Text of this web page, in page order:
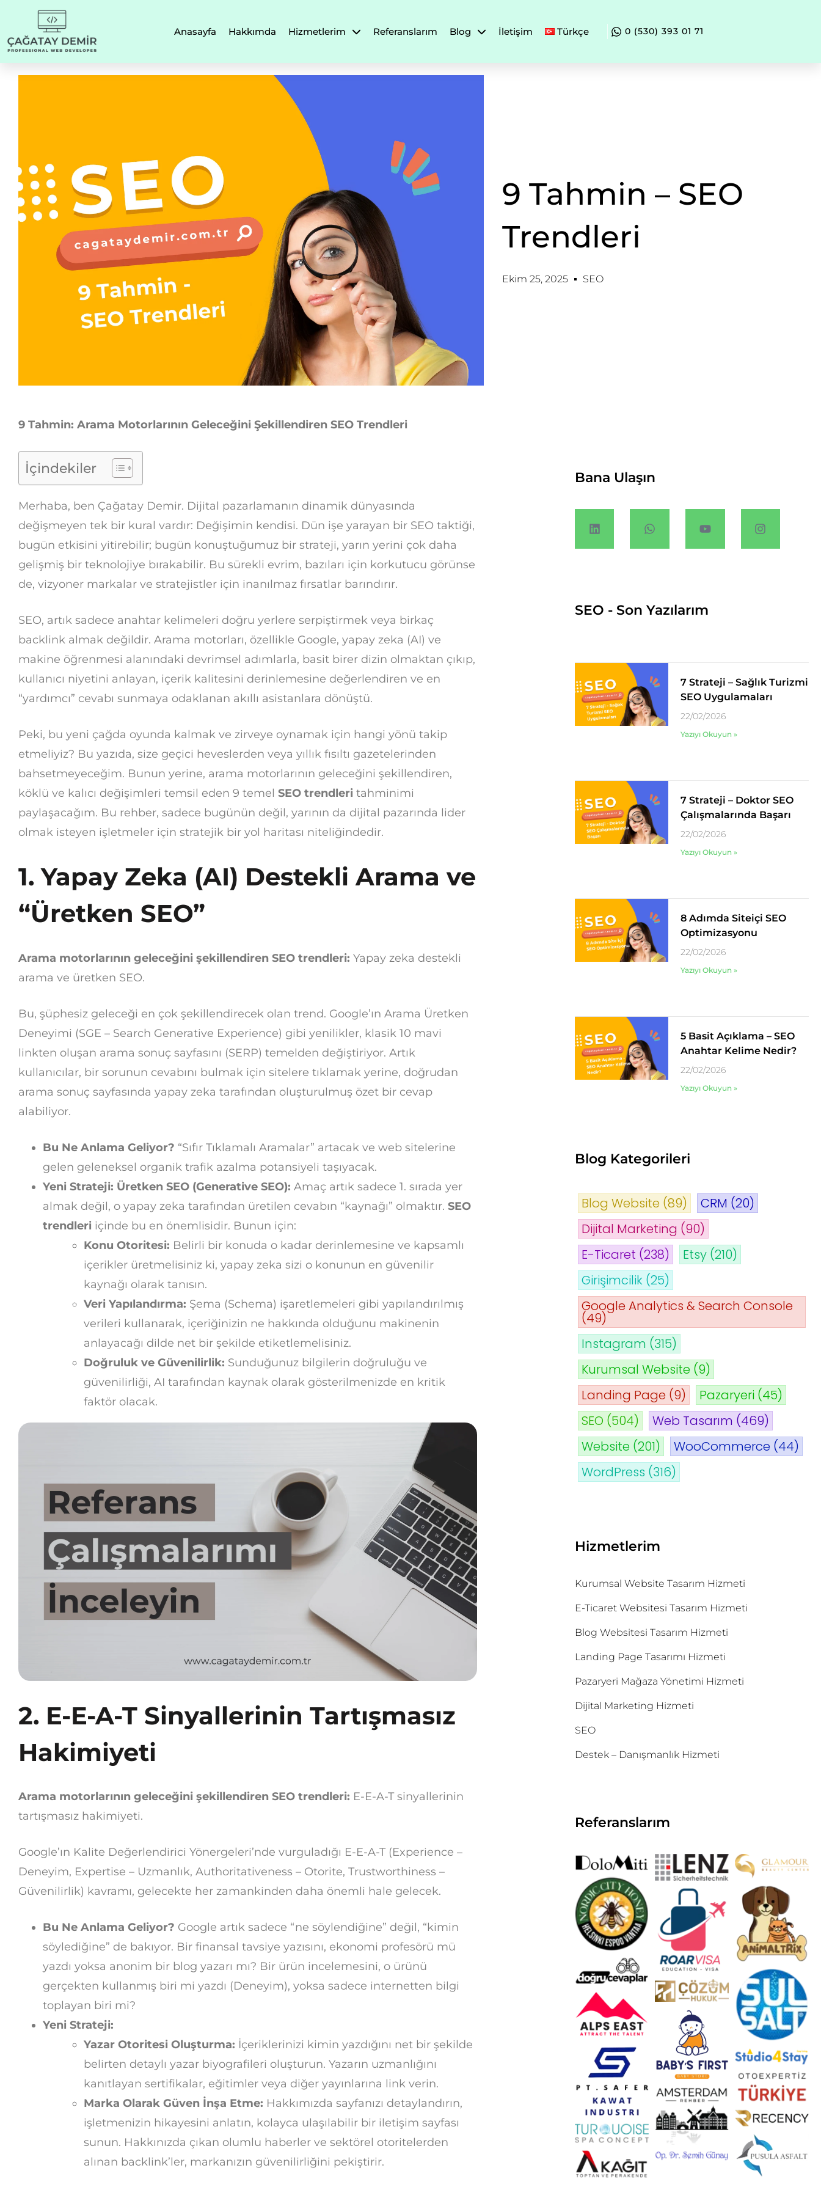
Anasayfa Hakkımda Hizmetlerim Referanslarım Blog İletişim Türkçe 0 (530) 393 01 71
9 Tahmin – SEO
Trendleri
Ekim 25, 2025 SEO
9 Tahmin: Arama Motorlarının Geleceğini Şekillendiren SEO Trendleri
İçindekiler
Merhaba, ben Çağatay Demir. Dijital pazarlamanın dinamik dünyasında
değişmeyen tek bir kural vardır: Değişimin kendisi. Dün işe yarayan bir SEO taktiği,
bugün etkisini yitirebilir; bugün konuştuğumuz bir strateji, yarın yerini çok daha
gelişmiş bir teknolojiye bırakabilir. Bu sürekli evrim, bazıları için korkutucu görünse
de, vizyoner markalar ve stratejistler için inanılmaz fırsatlar barındırır.
SEO, artık sadece anahtar kelimeleri doğru yerlere serpiştirmek veya birkaç
backlink almak değildir. Arama motorları, özellikle Google, yapay zeka (AI) ve
makine öğrenmesi alanındaki devrimsel adımlarla, basit birer dizin olmaktan çıkıp,
kullanıcı niyetini anlayan, içerik kalitesini derinlemesine değerlendiren ve en
“yardımcı” cevabı sunmaya odaklanan akıllı asistanlara dönüştü.
Peki, bu yeni çağda oyunda kalmak ve zirveye oynamak için hangi yönü takip
etmeliyiz? Bu yazıda, size geçici heveslerden veya yıllık fısıltı gazetelerinden
bahsetmeyeceğim. Bunun yerine, arama motorlarının geleceğini şekillendiren,
köklü ve kalıcı değişimleri temsil eden 9 temel SEO trendleri tahminimi
paylaşacağım. Bu rehber, sadece bugünün değil, yarının da dijital pazarında lider
olmak isteyen işletmeler için stratejik bir yol haritası niteliğindedir.
1. Yapay Zeka (AI) Destekli Arama ve
“Üretken SEO”
Arama motorlarının geleceğini şekillendiren SEO trendleri: Yapay zeka destekli
arama ve üretken SEO.
Bu, şüphesiz geleceği en çok şekillendirecek olan trend. Google’ın Arama Üretken
Deneyimi (SGE – Search Generative Experience) gibi yenilikler, klasik 10 mavi
linkten oluşan arama sonuç sayfasını (SERP) temelden değiştiriyor. Artık
kullanıcılar, bir sorunun cevabını bulmak için sitelere tıklamak yerine, doğrudan
arama sonuç sayfasında yapay zeka tarafından oluşturulmuş özet bir cevap
alabiliyor.
Bu Ne Anlama Geliyor? “Sıfır Tıklamalı Aramalar” artacak ve web sitelerine
gelen geleneksel organik trafik azalma potansiyeli taşıyacak.
Yeni Strateji: Üretken SEO (Generative SEO): Amaç artık sadece 1. sırada yer
almak değil, o yapay zeka tarafından üretilen cevabın “kaynağı” olmaktır. SEO
trendleri içinde bu en önemlisidir. Bunun için:
Konu Otoritesi: Belirli bir konuda o kadar derinlemesine ve kapsamlı
içerikler üretmelisiniz ki, yapay zeka sizi o konunun en güvenilir
kaynağı olarak tanısın.
Veri Yapılandırma: Şema (Schema) işaretlemeleri gibi yapılandırılmış
verileri kullanarak, içeriğinizin ne hakkında olduğunu makinenin
anlayacağı dilde net bir şekilde etiketlemelisiniz.
Doğruluk ve Güvenilirlik: Sunduğunuz bilgilerin doğruluğu ve
güvenilirliği, AI tarafından kaynak olarak gösterilmenizde en kritik
faktör olacak.
2. E-E-A-T Sinyallerinin Tartışmasız
Hakimiyeti
Arama motorlarının geleceğini şekillendiren SEO trendleri: E-E-A-T sinyallerinin
tartışmasız hakimiyeti.
Google’ın Kalite Değerlendirici Yönergeleri’nde vurguladığı E-E-A-T (Experience –
Deneyim, Expertise – Uzmanlık, Authoritativeness – Otorite, Trustworthiness –
Güvenilirlik) kavramı, gelecekte her zamankinden daha önemli hale gelecek.
Bu Ne Anlama Geliyor? Google artık sadece “ne söylendiğine” değil, “kimin
söylediğine” de bakıyor. Bir finansal tavsiye yazısını, ekonomi profesörü mü
yazdı yoksa anonim bir blog yazarı mı? Bir ürün incelemesini, o ürünü
gerçekten kullanmış biri mi yazdı (Deneyim), yoksa sadece internetten bilgi
toplayan biri mi?
Yeni Strateji:
Yazar Otoritesi Oluşturma: İçeriklerinizi kimin yazdığını net bir şekilde
belirten detaylı yazar biyografileri oluşturun. Yazarın uzmanlığını
kanıtlayan sertifikalar, eğitimler veya diğer yayınlarına link verin.
Marka Olarak Güven İnşa Etme: Hakkımızda sayfanızı detaylandırın,
işletmenizin hikayesini anlatın, kolayca ulaşılabilir bir iletişim sayfası
sunun. Hakkınızda çıkan olumlu haberler ve sektörel otoritelerden
alınan backlink’ler, markanızın güvenilirliğini pekiştirir.
Bana Ulaşın
SEO - Son Yazılarım
7 Strateji – Sağlık Turizmi
SEO Uygulamaları
22/02/2026
Yazıyı Okuyun »
7 Strateji – Doktor SEO
Çalışmalarında Başarı
22/02/2026
Yazıyı Okuyun »
8 Adımda Siteiçi SEO
Optimizasyonu
22/02/2026
Yazıyı Okuyun »
5 Basit Açıklama – SEO
Anahtar Kelime Nedir?
22/02/2026
Yazıyı Okuyun »
Blog Kategorileri
Blog Website (89) CRM (20)
Dijital Marketing (90)
E-Ticaret (238) Etsy (210)
Girişimcilik (25)
Google Analytics & Search Console
(49)
Instagram (315)
Kurumsal Website (9)
Landing Page (9) Pazaryeri (45)
SEO (504) Web Tasarım (469)
Website (201) WooCommerce (44)
WordPress (316)
Hizmetlerim
Kurumsal Website Tasarım Hizmeti
E-Ticaret Websitesi Tasarım Hizmeti
Blog Websitesi Tasarım Hizmeti
Landing Page Tasarımı Hizmeti
Pazaryeri Mağaza Yönetimi Hizmeti
Dijital Marketing Hizmeti
SEO
Destek – Danışmanlık Hizmeti
Referanslarım